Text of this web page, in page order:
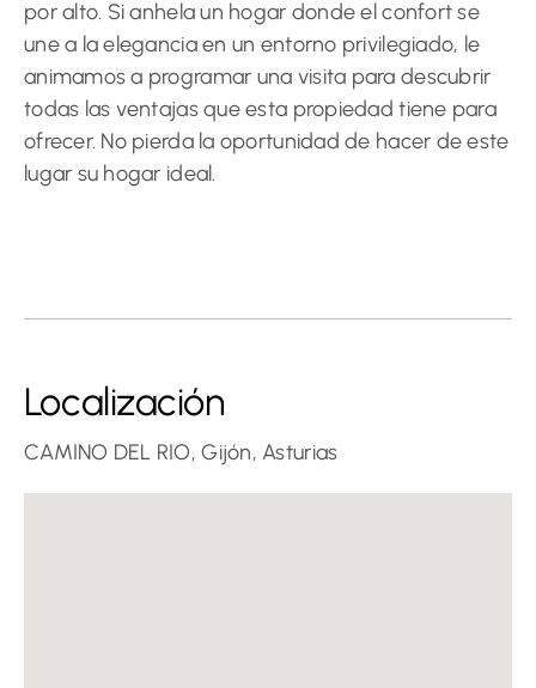
por alto. Si anhela un hogar donde el confort se
une a la elegancia en un entorno privilegiado, le
animamos a programar una visita para descubrir
todas las ventajas que esta propiedad tiene para
ofrecer. No pierda la oportunidad de hacer de este
lugar su hogar ideal.
Localización
CAMINO DEL RIO, Gijón, Asturias